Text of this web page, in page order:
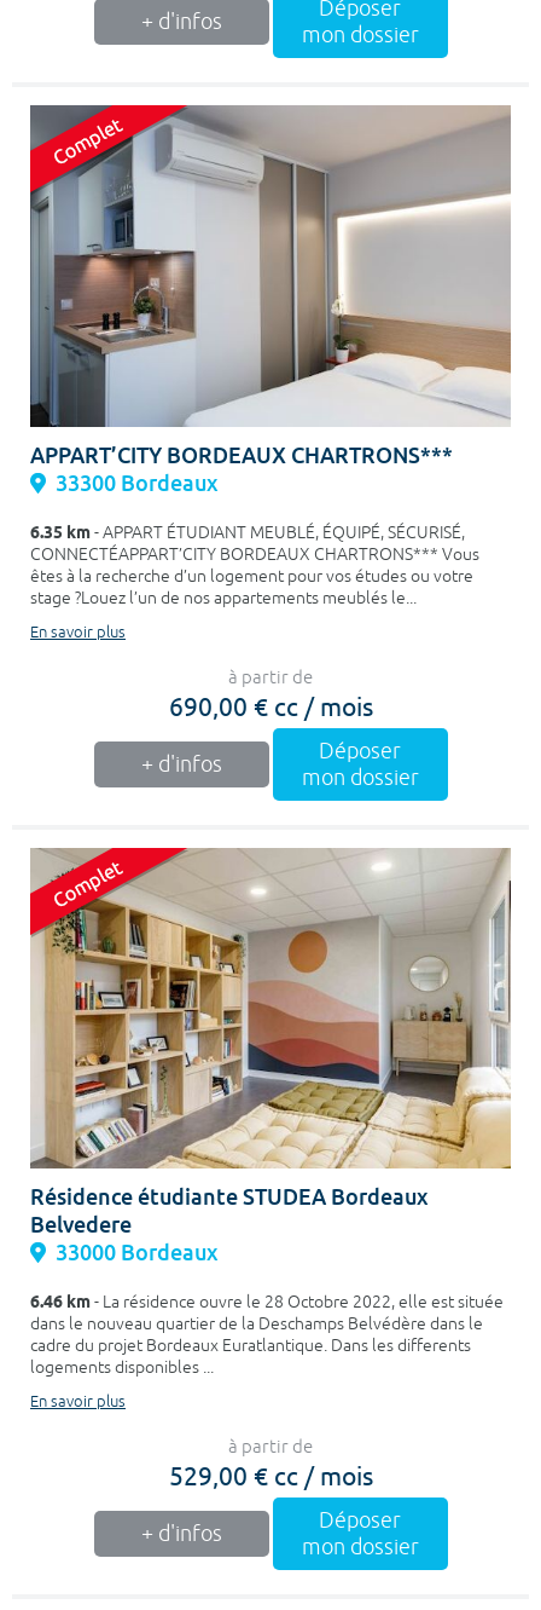
+ d'infos
Déposer
mon dossier
APPART’CITY BORDEAUX CHARTRONS***
33300 Bordeaux
6.35 km- APPART ÉTUDIANT MEUBLÉ, ÉQUIPÉ, SÉCURISÉ,
CONNECTÉAPPART’CITY BORDEAUX CHARTRONS*** Vous
êtes à la recherche d’un logement pour vos études ou votre
stage ?Louez l’un de nos appartements meublés le...
En savoir plus
à partir de
690,00 € cc / mois
+ d'infos
Déposer
mon dossier
Résidence étudiante STUDEA Bordeaux
Belvedere
33000 Bordeaux
6.46 km- La résidence ouvre le 28 Octobre 2022, elle est située
dans le nouveau quartier de la Deschamps Belvédère dans le
cadre du projet Bordeaux Euratlantique. Dans les differents
logements disponibles ...
En savoir plus
à partir de
529,00 € cc / mois
+ d'infos
Déposer
mon dossier